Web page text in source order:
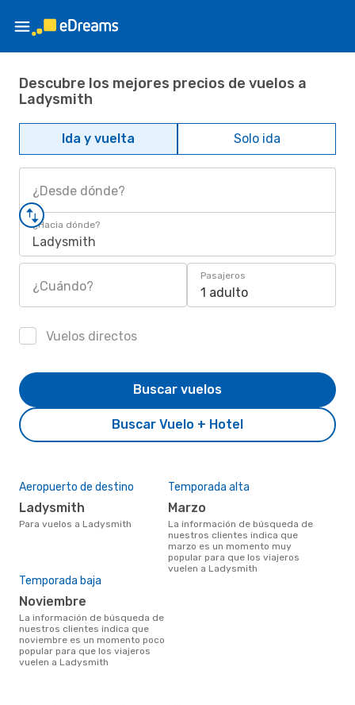
Descubre los mejores precios de vuelos a
Ladysmith
Ida y vuelta Solo ida
¿Desde dónde?
¿Hacia dónde?
Ladysmith
¿Cuándo?
Pasajeros
1 adulto
Vuelos directos
Buscar Vuelo + Hotel
Buscar vuelos
Aeropuerto de destino
Ladysmith
Para vuelos a Ladysmith
Temporada alta
marzo
La información de búsqueda de
nuestros clientes indica que
marzo es un momento muy
popular para que los viajeros
vuelen a Ladysmith
Temporada baja
noviembre
La información de búsqueda de
nuestros clientes indica que
noviembre es un momento poco
popular para que los viajeros
vuelen a Ladysmith